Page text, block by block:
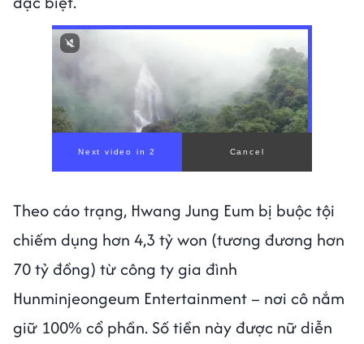
Theo cáo trạng, Hwang Jung Eum bị buộc tội
chiếm dụng hơn 4,3 tỷ won (tương đương hơn
70 tỷ đồng) từ công ty gia đình
Hunminjeongeum Entertainment – nơi cô nắm
giữ 100% cổ phần. Số tiền này được nữ diễn